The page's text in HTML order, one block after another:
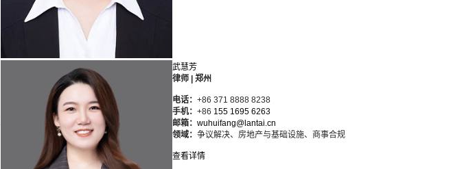
武慧芳
律师 | 郑州
电话： +86 371 8888 8238
手机： +86 155 1695 6263
邮箱： wuhuifang@lantai.cn
领域： 争议解决、房地产与基础设施、商事合规
查看详情